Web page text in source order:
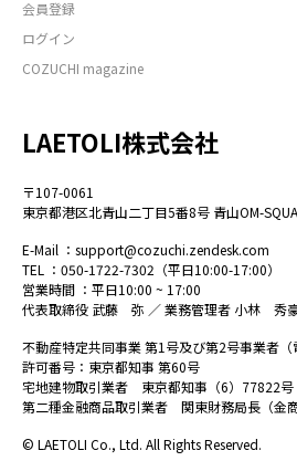
会員登録
ログイン
COZUCHI magazine
LAETOLI株式会社
〒107-0061
東京都港区北青山二丁目5番8号 青山OM-
E-Mail ： support@cozuchi.zendesk.com
TEL ：050-1722-7302（平日10:00-17:00）
営業時間 ：平日10:00 ~ 17:00
代表取締役 武藤 弥 ／ 業務管理者 小林 秀
不動産特定共同事業 第1号及び第2号事業者（
許可番号：東京都知事 第60号
宅地建物取引業者 東京都知事（6）77822号
第二種金融商品取引業者 関東財務局長（金
© LAETOLI Co., Ltd. All Rights Reserved.